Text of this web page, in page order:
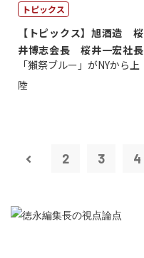
トピックス
【トピックス】旭酒造 桜
井博志会長 桜井一宏社長
「獺祭ブルー」がNYから上
陸
2 3 4